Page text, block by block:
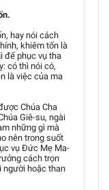
hay nói cách
khiêm tốn là
để phục vụ tha
có thì nói có,
là việc của ma
Chúa Cha
Giê-su, ngài
những gì mà
nên trong suốt
vụ Đức Mẹ Ma-
cách trọn
người hoặc than